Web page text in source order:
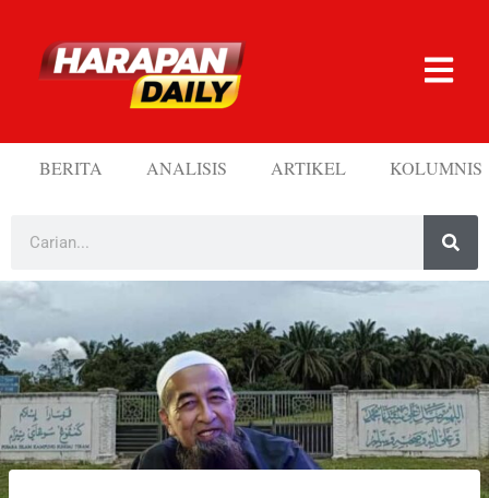
BERITA ANALISIS ARTIKEL KOLUMNIS